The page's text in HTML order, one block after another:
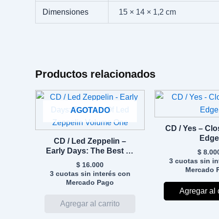
Dimensiones 15 × 14 × 1,2 cm
Productos relacionados
AGOTADO
CD / Led Zeppelin –
Early Days: The Best Of
Led Zeppelin Volume
One
$ 16.000
3 cuotas sin interés con
Mercado Pago
CD / Yes –
Edge
$
3 cuotas sin
Mercado
Agregar al